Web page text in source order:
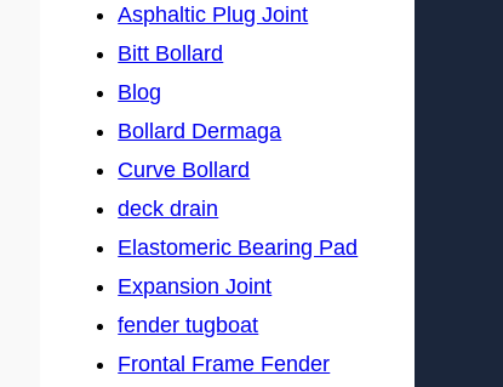
Asphaltic Plug Joint
Bitt Bollard
Blog
Bollard Dermaga
Curve Bollard
deck drain
Elastomeric Bearing Pad
Expansion Joint
fender tugboat
Frontal Frame Fender